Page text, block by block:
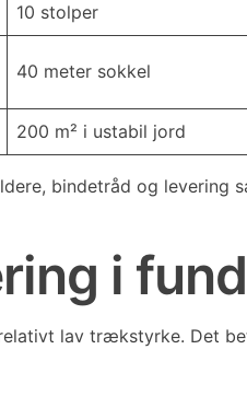
10 stolper
40 meter sokkel
200 m² i ustabil jord
bindetråd og
i
lav trækstyrke. Det